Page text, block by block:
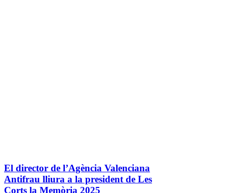
El director de l’Agència Valenciana
Antifrau lliura a la president de Les
Corts la Memòria 2025